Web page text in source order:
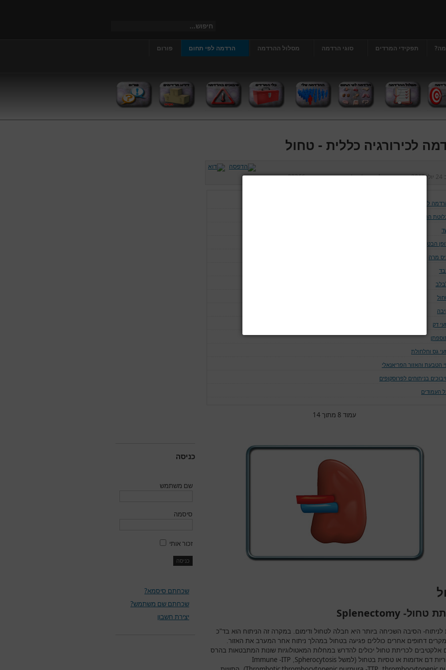
תפקידי המרדים סוגי הרדמה מסלול ההרדמה הרדמה לפי תחום
פורום
לכירורגיה כללית - טחול
24 יולי 2013 נכתב על ידידר' גרג'י יונתן כניסות:29366
לכירורגיה כללית
התריס ויותרת התריס
הבטן- בקע מפשעתי, טבורי ובקע בחתך ניתוחי
מרה
דק
גס וחלחולת
הטבעת והאזור הפריאנאלי
בניתוחים לפרוסקופים
העמודים
עמוד 8 מתוך 14
טחול- Splenectomy
לניתוח- הסיבה השכיחה ביותר היא חבלה לטחול ודימום. במקרה זה הניתוח הוא בד"כ
דחופים אחרים כוללים פגיעה בטחול במהלך ניתוח אחר המערב את האזור.
אלקטיבים לכריתת טחול יכולים להדרש במחלות המאטולוגיות שונות המתבטאות בהרס
דם אדומות או טסיות בטחול (למשל Spherocytosis
,
ITP
-
Immune
כניסה
שם משתמש
סיסמה
זכור אותי
שכחתם סיסמא?
שכחתם שם משתמש?
יצירת חשבון